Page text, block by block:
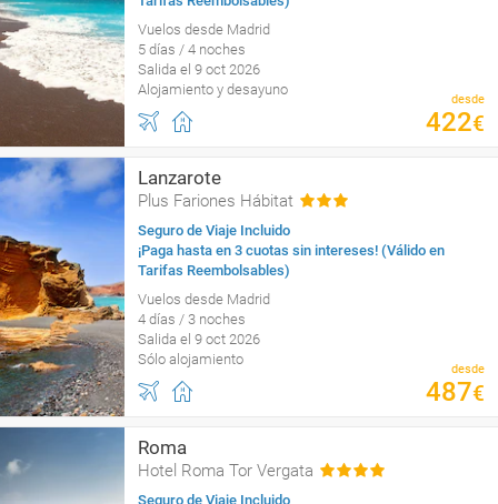
Vuelos desde Madrid
5 días / 4 noches
Salida el 9 oct 2026
Alojamiento y desayuno
desde
422€
Lanzarote
Plus Fariones Hábitat
Seguro de Viaje Incluido
¡Paga hasta en 3 cuotas sin intereses! (Válido en
Tarifas Reembolsables)
Vuelos desde Madrid
4 días / 3 noches
Salida el 9 oct 2026
Sólo alojamiento
desde
487€
Roma
Hotel Roma Tor Vergata
Seguro de Viaje Incluido